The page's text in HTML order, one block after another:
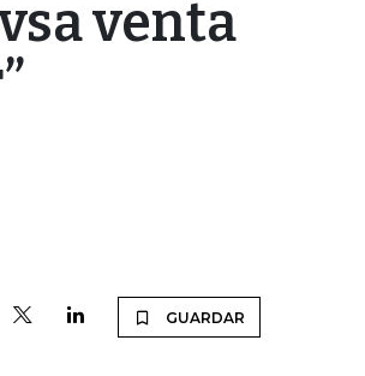
venta
GUARDAR